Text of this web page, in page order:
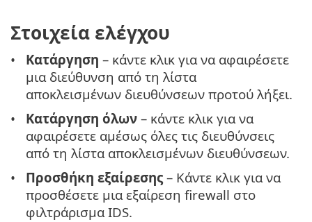
Στοιχεία ελέγχου
Κατάργηση – κάντε κλικ για να αφαιρέσετε
μια διεύθυνση από τη λίστα
αποκλεισμένων διευθύνσεων προτού λήξει.
Κατάργηση όλων – κάντε κλικ για να
αφαιρέσετε αμέσως όλες τις διευθύνσεις
από τη λίστα αποκλεισμένων διευθύνσεων.
Προσθήκη εξαίρεσης – Κάντε κλικ για να
προσθέσετε μια εξαίρεση firewall στο
φιλτράρισμα IDS.